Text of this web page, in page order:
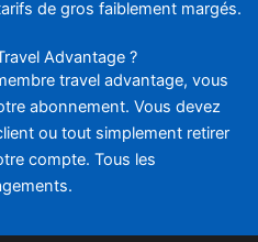
de gros faiblement margés.
Advantage ?
travel advantage, vous
abonnement. Vous devez
ou tout simplement retirer
compte. Tous les